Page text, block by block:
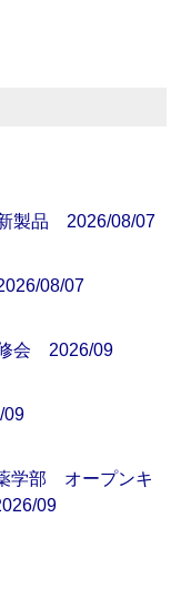
製品 2026/08/07
08/07
会 2026/09
学部 オープンキ
09